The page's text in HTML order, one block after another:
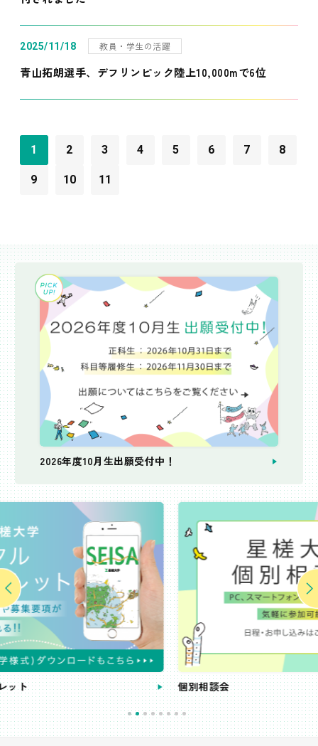
2025/11/18 教員・学生の活躍
青山拓朗選手、デフリンピック陸上10,000mで6位
1 2 3 4 5 6 7 8
9 10 11
2026年度10月生出願受付中！
個別相談会